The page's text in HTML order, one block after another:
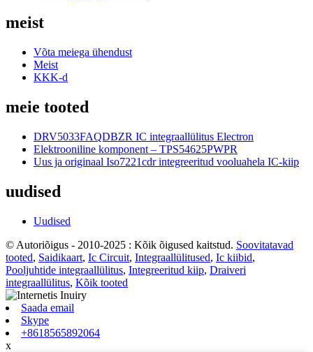
meist
Võta meiega ühendust
Meist
KKK-d
meie tooted
DRV5033FAQDBZR IC integraallülitus Electron
Elektrooniline komponent – ​​TPS54625PWPR
Uus ja originaal Iso7221cdr integreeritud vooluahela IC-kiip
uudised
Uudised
© Autoriõigus - 2010-2025 : Kõik õigused kaitstud. Soovitatavad
tooted, Saidikaart, Ic Circuit, Integraallülitused, Ic kiibid,
Pooljuhtide integraallülitus, Integreeritud kiip, Draiveri
integraallülitus, Kõik tooted
Saada email
Skype
+8618565892064
x